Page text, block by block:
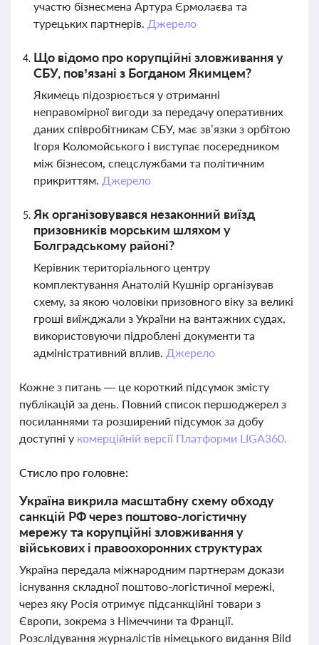
участю бізнесмена Артура Єрмолаєва та
турецьких партнерів. Джерело
Що відомо про корупційні зловживання у
СБУ, пов’язані з Богданом Якимцем?
Якимець підозрюється у отриманні
неправомірної вигоди за передачу оперативних
даних співробітникам СБУ, має зв’язки з орбітою
Ігоря Коломойського і виступає посередником
між бізнесом, спецслужбами та політичним
прикриттям. Джерело
Як організовувався незаконний виїзд
призовників морським шляхом у
Болградському районі?
Керівник територіального центру
комплектування Анатолій Кушнір організував
схему, за якою чоловіки призовного віку за великі
гроші виїжджали з України на вантажних судах,
використовуючи підроблені документи та
адміністративний вплив. Джерело
Кожне з питань — це короткий підсумок змісту
публікацій за день. Повний список першоджерел з
посиланнями та розширений підсумок за добу
доступні у комерційній версії Платформи LIGA360.
Стисло про головне:
Україна викрила масштабну схему обходу
санкцій РФ через поштово-логістичну
мережу та корупційні зловживання у
військових і правоохоронних структурах
Україна передала міжнародним партнерам докази
існування складної поштово-логістичної мережі,
через яку Росія отримує підсанкційні товари з
Європи, зокрема з Німеччини та Франції.
Розслідування журналістів німецького видання Bild